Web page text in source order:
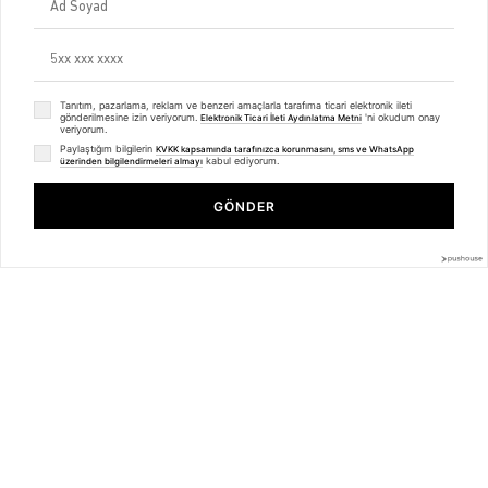
Müşteri İlişkileri
Üyelik
Müşteri Destek
Kargo & Teslimat
Sipariş İşlemleri
Whatsapp Müşteri Destek
Tanıtım, pazarlama, reklam ve benzeri amaçlarla tarafıma ticari elektronik ileti
gönderilmesine izin veriyorum. Elektronik Ticari İleti Aydınlatma Metni 'ni okudum onay
veriyorum.
Paylaştığım bilgilerin KVKK kapsamında tarafınızca korunmasını, sms ve WhatsApp
üzerinden bilgilendirmeleri almayı kabul ediyorum.
GÖNDER